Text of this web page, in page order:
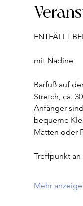
ENTFÄLLT
mit Nadine
Barfuß auf
Stretch, ca.
Anfänger
bequeme
Matten oder
Treffpunkt an
Mehr